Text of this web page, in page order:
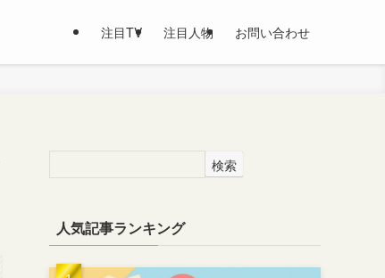
注目TV 注目人物 お問い合わせ
検索
人気記事ランキング